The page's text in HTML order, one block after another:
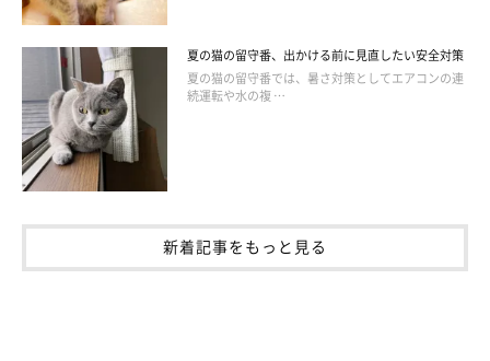
②「単独行動を好む猫の習性に合わない」飼
い主さんの行動
夏の猫の留守番、出かける前に見直したい安全対策
夏の猫の留守番では、暑さ対策としてエアコンの連
続運転や水の複 …
新着記事をもっと見る